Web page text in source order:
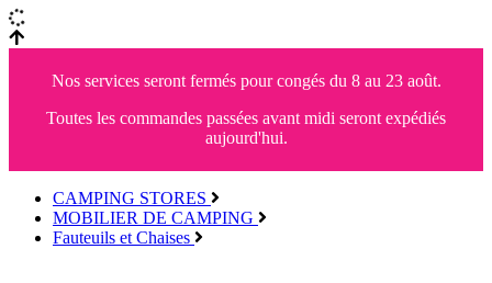
Nos services seront fermés pour congés du 8 au 23 août.
Toutes les commandes passées avant midi seront expédiés
aujourd'hui.
CAMPING STORES
MOBILIER DE CAMPING
Fauteuils et Chaises